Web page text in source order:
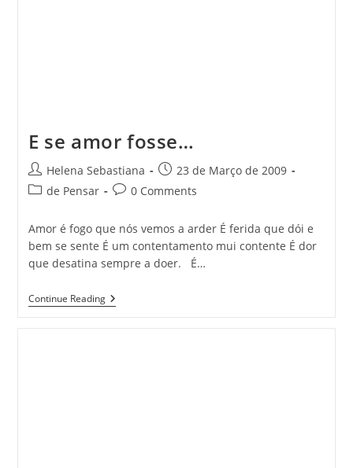
E se amor fosse…
Post
author:
Helena Sebastiana
Post
published:
23 de Março de 2009
Postde Pensar
Post0 Comments
Amor é fogo que nós vemos a arder É ferida que dói e
bem se sente É um contentamento mui contente É dor
que desatina sempre a doer. É…
Continue ReadingE
Se